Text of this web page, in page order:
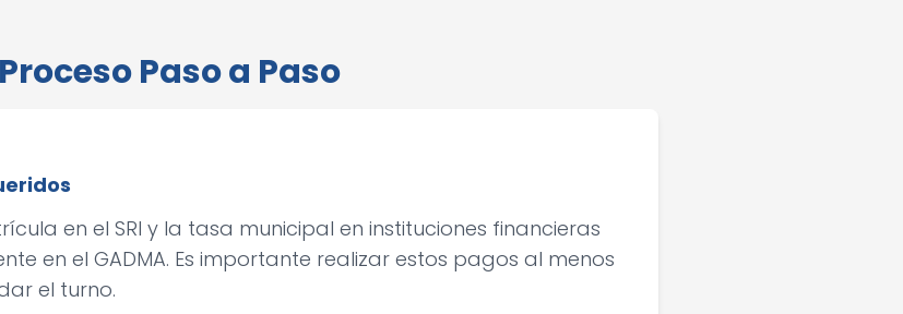
Proceso Paso a Paso
en el SRI y la tasa municipal en instituciones financieras
en el GADMA. Es importante realizar estos pagos al menos
el turno.